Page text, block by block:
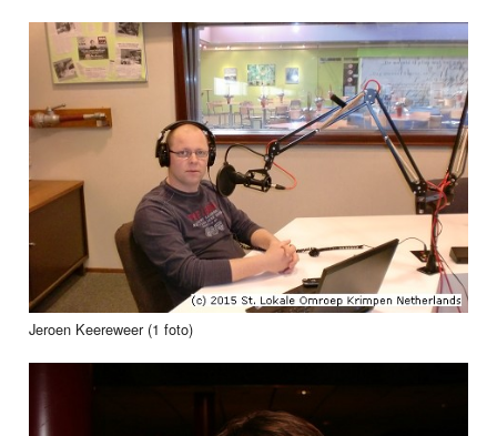
Jeroen Keereweer (1 foto)